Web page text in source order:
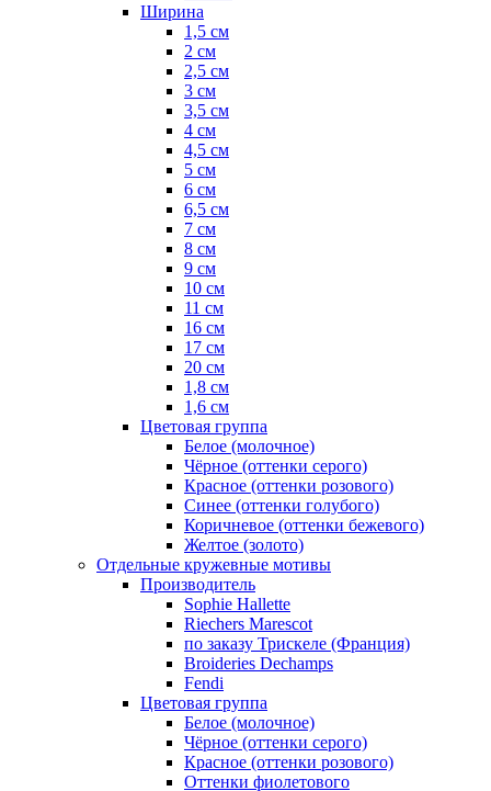
Ширина
1,5 см
2 см
2,5 см
3 см
3,5 см
4 см
4,5 см
5 см
6 см
6,5 см
7 см
8 см
9 см
10 см
11 см
16 см
17 см
20 см
1,8 см
1,6 см
Цветовая группа
Белое (молочное)
Чёрное (оттенки серого)
Красное (оттенки розового)
Синее (оттенки голубого)
Коричневое (оттенки бежевого)
Желтое (золото)
Отдельные кружевные мотивы
Производитель
Sophie Hallette
Riechers Marescot
по заказу Трискеле (Франция)
Broideries Dechamps
Fendi
Цветовая группа
Белое (молочное)
Чёрное (оттенки серого)
Красное (оттенки розового)
Оттенки фиолетового